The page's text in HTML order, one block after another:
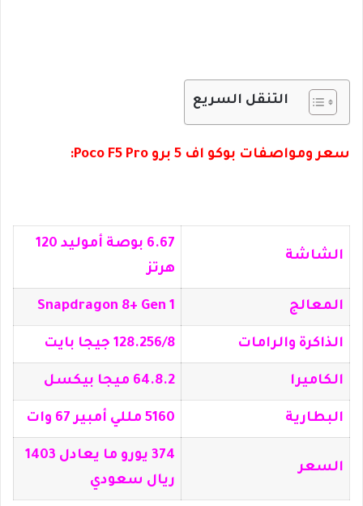
التنقل السريع
سعر ومواصفات بوكو اف 5 برو Poco F5 Pro:
الشاشة
6.67 بوصة أموليد 120
هرتز
المعالج Snapdragon 8+ Gen 1
الذاكرة والرامات 128.256/8 جيجا بايت
الكاميرا 64.8.2 ميجا بيكسل
البطارية 5160 مللي أمبير 67 وات
السعر
374 يورو ما يعادل 1403
ريال سعودي